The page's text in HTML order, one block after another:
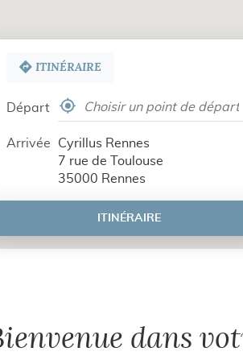
ITINÉRAIRE
Départ
,
trouver
un
point
de
Cyrillus
Arrivée
Cyrillus Rennes
7 rue de Toulouse
35000 Rennes
ITINÉRAIRE
JUSQU'AU
POINT
dans